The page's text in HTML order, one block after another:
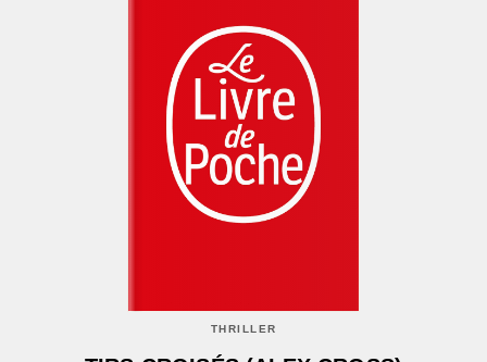
THRILLER